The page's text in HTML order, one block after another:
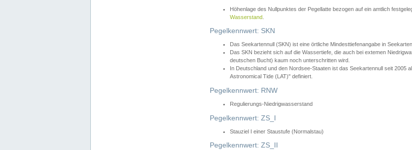
Höhenlage des Nullpunktes der Pegellatte bezogen auf ein amtlich
Wasserstand
Pegelkennwert: SKN
Das Seekartennull (SKN) ist eine örtliche Mindesttiefenangabe in
Das SKN bezieht sich auf die Wassertiefe, die auch bei extemen
deutschen Bucht) kaum noch unterschritten wird.
In Deutschland und den Nordsee-Staaten ist das Seekartennull seit
Astronomical Tide (LAT)" definiert.
Pegelkennwert: RNW
Regulierungs-Niedrigwasserstand
Pegelkennwert: ZS_I
Stauziel I einer Staustufe (Normalstau)
Pegelkennwert: ZS_II